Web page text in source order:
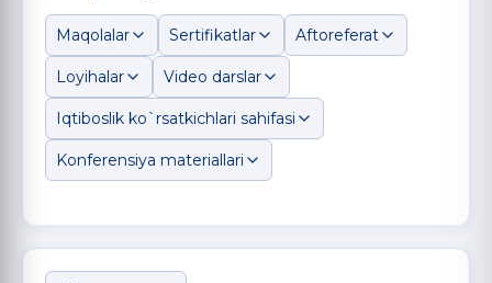
Maqolalar Sertifikatlar Aftoreferat
Loyihalar Video darslar
Iqtiboslik ko`rsatkichlari sahifasi
Konferensiya materiallari